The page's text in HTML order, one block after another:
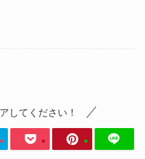
してください！